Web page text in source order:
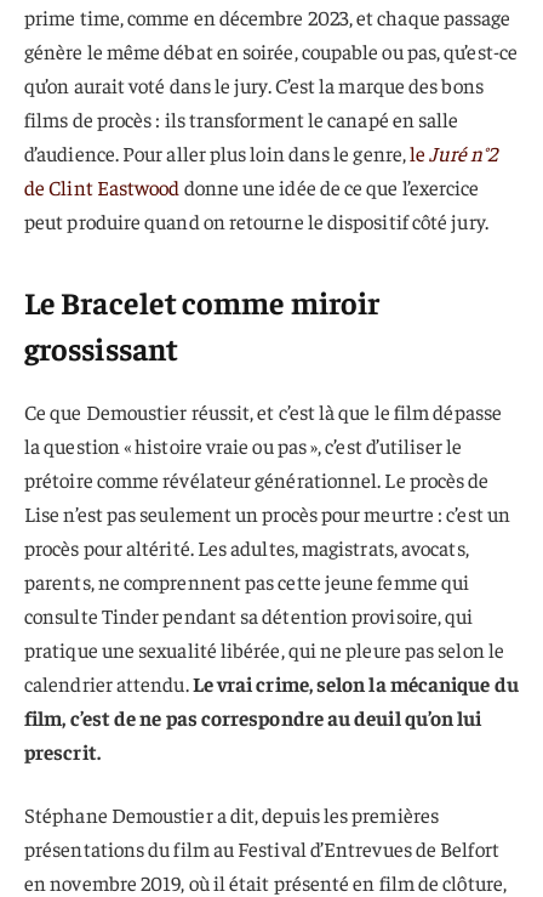
prime time, comme en décembre 2023, et chaque passage
génère le même débat en soirée, coupable ou pas, qu’est-ce
qu’on aurait voté dans le jury. C’est la marque des bons
films de procès : ils transforment le canapé en salle
d’audience. Pour aller plus loin dans le genre,leJuré n°2
de Clint Eastwood donne une idée de ce que l’exercice
peut produire quand on retourne le dispositif côté jury.
Le Bracelet comme miroir
grossissant
Ce que Demoustier réussit, et c’est là que le film dépasse
la question « histoire vraie ou pas », c’est d’utiliser le
prétoire comme révélateur générationnel. Le procès de
Lise n’est pas seulement un procès pour meurtre : c’est un
procès pour altérité. Les adultes, magistrats, avocats,
parents, ne comprennent pas cette jeune femme qui
consulte Tinder pendant sa détention provisoire, qui
pratique une sexualité libérée, qui ne pleure pas selon le
calendrier attendu.Le vrai crime, selon la mécanique du
film, c’est de ne pas correspondre au deuil qu’on lui
prescrit.
Stéphane Demoustier a dit, depuis les premières
présentations du film au Festival d’Entrevues de Belfort
en novembre 2019, où il était présenté en film de clôture,